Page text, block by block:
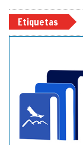
Etiquetas